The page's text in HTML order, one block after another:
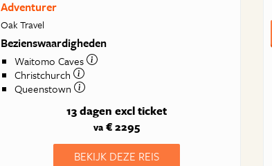
Adventurer
Oak Travel
Bezienswaardigheden
Waitomo Caves
Christchurch
Queenstown
13 dagen excl ticket
va € 2295
BEKIJK DEZE REIS